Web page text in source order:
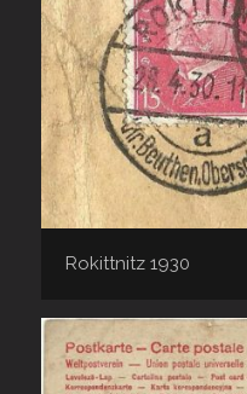
Rokittnitz 1930